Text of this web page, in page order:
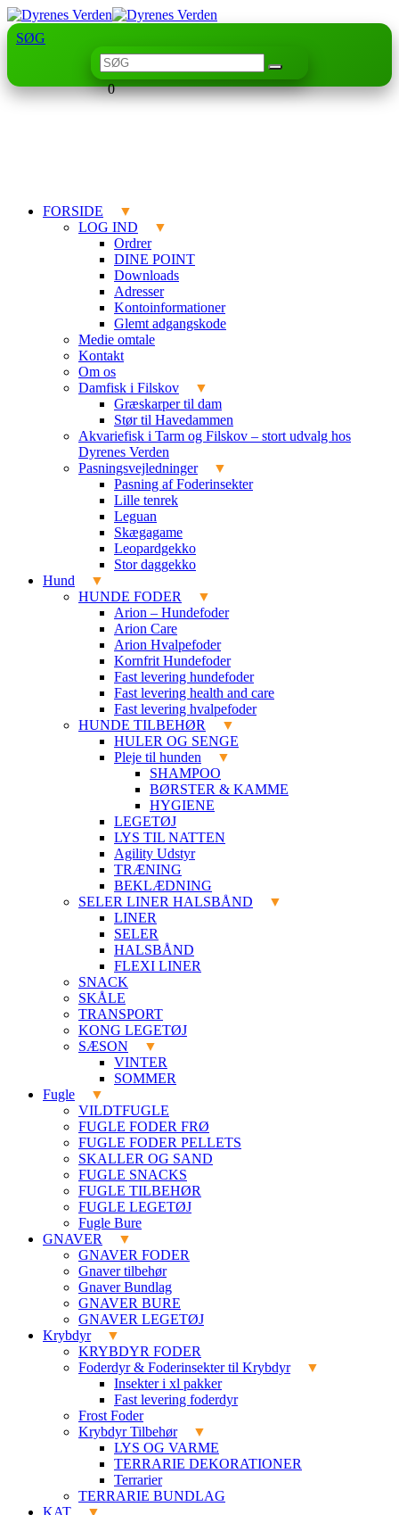
SØG
0
FORSIDE
LOG IND
Ordrer
DINE POINT
Downloads
Adresser
Kontoinformationer
Glemt adgangskode
Medie omtale
Kontakt
Om os
Damfisk i Filskov
Græskarper til dam
Stør til Havedammen
Akvariefisk i Tarm og Filskov – stort udvalg hos
Dyrenes Verden
Pasningsvejledninger
Pasning af Foderinsekter
Lille tenrek
Leguan
Skægagame
Leopardgekko
Stor daggekko
Hund
HUNDE FODER
Arion – Hundefoder
Arion Care
Arion Hvalpefoder
Kornfrit Hundefoder
Fast levering hundefoder
Fast levering health and care
Fast levering hvalpefoder
HUNDE TILBEHØR
HULER OG SENGE
Pleje til hunden
SHAMPOO
BØRSTER & KAMME
HYGIENE
LEGETØJ
LYS TIL NATTEN
Agility Udstyr
TRÆNING
BEKLÆDNING
SELER LINER HALSBÅND
LINER
SELER
HALSBÅND
FLEXI LINER
SNACK
SKÅLE
TRANSPORT
KONG LEGETØJ
SÆSON
VINTER
SOMMER
Fugle
VILDTFUGLE
FUGLE FODER FRØ
FUGLE FODER PELLETS
SKALLER OG SAND
FUGLE SNACKS
FUGLE TILBEHØR
FUGLE LEGETØJ
Fugle Bure
GNAVER
GNAVER FODER
Gnaver tilbehør
Gnaver Bundlag
GNAVER BURE
GNAVER LEGETØJ
Krybdyr
KRYBDYR FODER
Foderdyr & Foderinsekter til Krybdyr
Insekter i xl pakker
Fast levering foderdyr
Frost Foder
Krybdyr Tilbehør
LYS OG VARME
TERRARIE DEKORATIONER
Terrarier
TERRARIE BUNDLAG
KAT